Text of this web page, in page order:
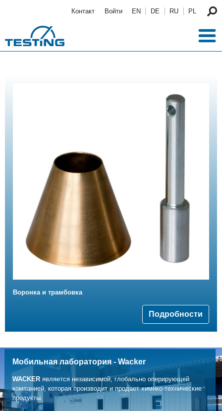
Контакт Войти EN DE RU PL
Bоронка и трамбовка
Подробности
Мобильная лаборатория - Wacker
WACKERявляется независимой, глобально оперирующей
компанией, которая производит и продает химико-технические
продукты.